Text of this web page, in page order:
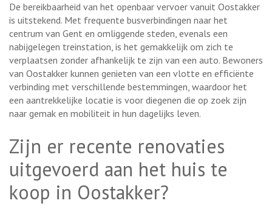
De bereikbaarheid van het openbaar vervoer vanuit Oostakker
is uitstekend. Met frequente busverbindingen naar het
centrum van Gent en omliggende steden, evenals een
nabijgelegen treinstation, is het gemakkelijk om zich te
verplaatsen zonder afhankelijk te zijn van een auto. Bewoners
van Oostakker kunnen genieten van een vlotte en efficiënte
verbinding met verschillende bestemmingen, waardoor het
een aantrekkelijke locatie is voor diegenen die op zoek zijn
naar gemak en mobiliteit in hun dagelijks leven.
Zijn er recente renovaties
uitgevoerd aan het huis te
koop in Oostakker?